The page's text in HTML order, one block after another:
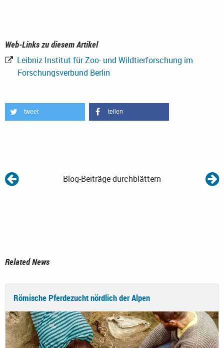
Web-Links zu diesem Artikel
Leibniz Institut für Zoo- und Wildtierforschung im
Forschungsverbund Berlin
tweet teilen
Blog-Beiträge durchblättern
Related News
Römische Pferdezucht nördlich der Alpen